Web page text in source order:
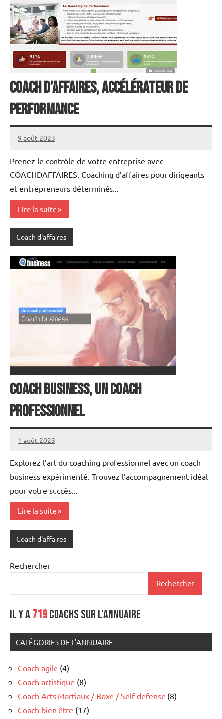
Coach d’affaires, Accélérateur de
performance
9 août 2023
annuairecoaching
Prenez le contrôle de votre entreprise avec
COACHDAFFAIRES. Coaching d’affaires pour dirigeants
et entrepreneurs déterminés...
Lire la suite
Coach d'affaires
Coach business, un coach
professionnel
1 août 2023
annuairecoaching
Explorez l’art du coaching professionnel avec un coach
business expérimenté. Trouvez l’accompagnement idéal
pour votre succès...
Lire la suite
Coach d'affaires
Rechercher
Rechercher
Il y a719coachs sur l'annuaire
CATÉGORIES DE L'ANNUAIRE
Coach agile (4)
Coach artistique (8)
Coach Arts Martiaux / Boxe / Self defense (8)
Coach bien être (17)